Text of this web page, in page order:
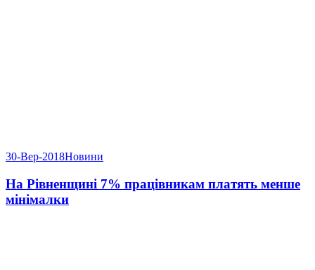
30-Вер-2018Новини
На Рівненщині 7% працівникам платять менше
мінімалки